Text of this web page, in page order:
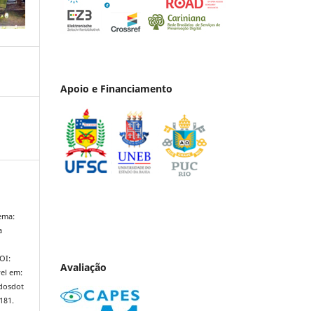
em:
Apoio e Financiamento
Avaliação